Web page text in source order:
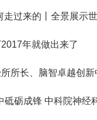
过来的丨全景展示
年就做出来了
所长、脑智卓越创新
砥砺成锋 中科院神